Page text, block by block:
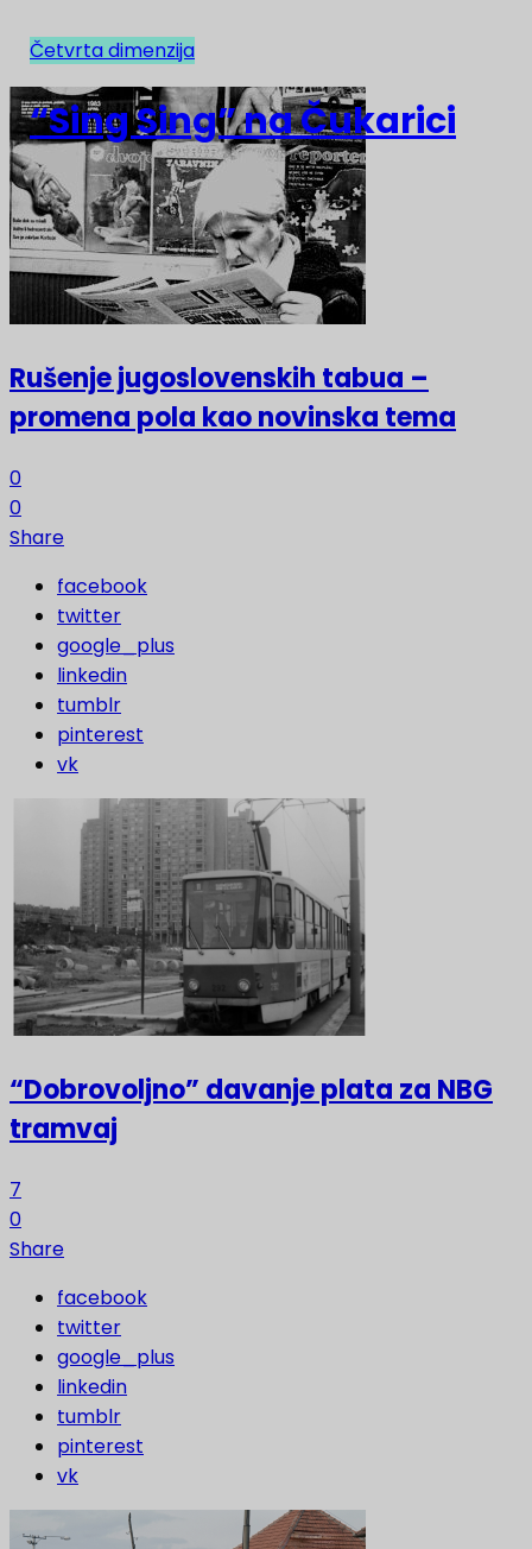
NAJNOVIJE
Rušenje jugoslovenskih tabua –
promena pola kao novinska tema
0
0
Share
facebook
twitter
google_plus
linkedin
tumblr
pinterest
vk
“Dobrovoljno” davanje plata za NBG
tramvaj
7
0
Share
facebook
twitter
google_plus
linkedin
tumblr
pinterest
vk
Četvrta dimenzija
“Sing Sing” na Čukarici